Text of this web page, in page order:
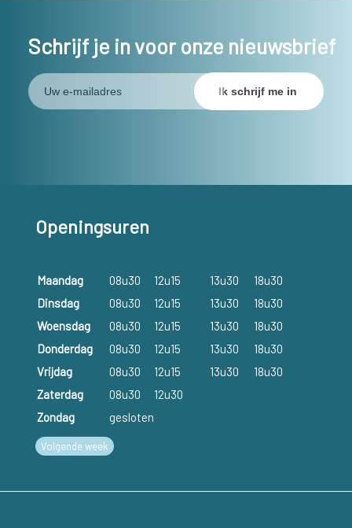
Schrijf je in voor onze nieuwsbrief
Openingsuren
Maandag 08u30 12u15 13u30
18u30
Dinsdag
08u30 12u15 13u30
18u30
Woensdag
08u30 12u15 13u30
18u30
Donderdag
08u30 12u15 13u30
18u30
Vrijdag
08u30 12u15 13u30
18u30
Zaterdag
08u30
12u30
Zondag
gesloten
Volgende week